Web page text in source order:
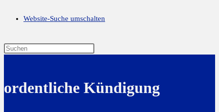
Website-Suche umschalten
ordentliche Kündigung